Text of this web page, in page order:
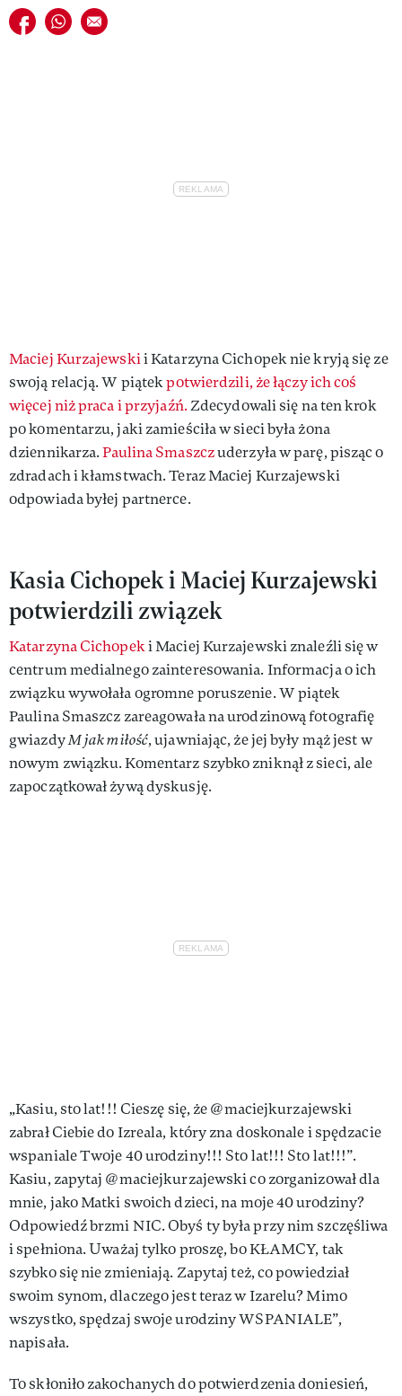
Udostępnij na facebook
Udostępnij na whatsapp
E-mail do przyjaciela
Maciej Kurzajewskii Katarzyna Cichopek nie kryją się ze
swoją relacją. W piątekpotwierdzili, że łączy ich coś
więcej niż praca i przyjaźń.Zdecydowali się na ten krok
po komentarzu, jaki zamieściła w sieci była żona
dziennikarza.Paulina Smaszczuderzyła w parę, pisząc o
zdradach i kłamstwach. Teraz Maciej Kurzajewski
odpowiada byłej partnerce.
Kasia Cichopek i Maciej Kurzajewski
potwierdzili związek
Katarzyna Cichopeki Maciej Kurzajewski znaleźli się w
centrum medialnego zainteresowania. Informacja o ich
związku wywołała ogromne poruszenie. W piątek
Paulina Smaszcz zareagowała na urodzinową fotografię
gwiazdyM jak miłość, ujawniając, że jej były mąż jest w
nowym związku. Komentarz szybko zniknął z sieci, ale
zapoczątkował żywą dyskusję.
„Kasiu, sto lat!!! Cieszę się, że @maciejkurzajewski
zabrał Ciebie do Izreala, który zna doskonale i spędzacie
wspaniale Twoje 40 urodziny!!! Sto lat!!! Sto lat!!!”.
Kasiu, zapytaj @maciejkurzajewski co zorganizował dla
mnie, jako Matki swoich dzieci, na moje 40 urodziny?
Odpowiedź brzmi NIC. Obyś ty była przy nim szczęśliwa
i spełniona. Uważaj tylko proszę, bo KŁAMCY, tak
szybko się nie zmieniają. Zapytaj też, co powiedział
swoim synom, dlaczego jest teraz w Izarelu? Mimo
wszystko, spędzaj swoje urodziny WSPANIALE”,
napisała.
To skłoniło zakochanych do potwierdzenia doniesień,